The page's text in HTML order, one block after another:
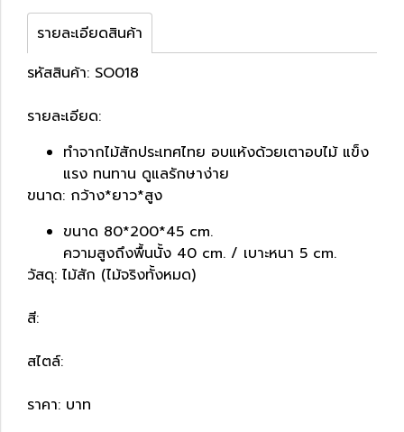
รายละเอียดสินค้า
รหัสสินค้า: SO018
รายละเอียด:
ทำจากไม้สักประเทศไทย อบแห้งด้วยเตาอบไม้ แข็ง
แรง ทนทาน ดูแลรักษาง่าย
ขนาด: กว้าง*ยาว*สูง
ขนาด 80*200*45 cm.
ความสูงถึงพื้นนั้ง 40 cm. / เบาะหนา 5 cm.
วัสดุ: ไม้สัก (ไม้จริงทั้งหมด)
สี:
สไตล์:
ราคา: บาท